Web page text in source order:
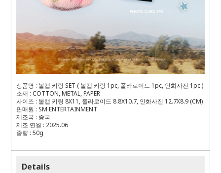
상품명 : 볼캡 키링 SET ( 볼캡 키링 1pc, 폴라로이드 1pc, 인화사진 1pc )
소재 : COTTON, METAL, PAPER
사이즈 : 볼캡 키링 8X11, 폴라로이드 8.8X10.7, 인화사진 12.7X8.9 (CM)
판매원 : SM ENTERTAINMENT
제조국 : 중국
제조 연월 : 2025.06
중량 : 50g
Details